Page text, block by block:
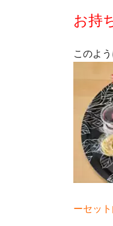
お持
このよ
ーセッ